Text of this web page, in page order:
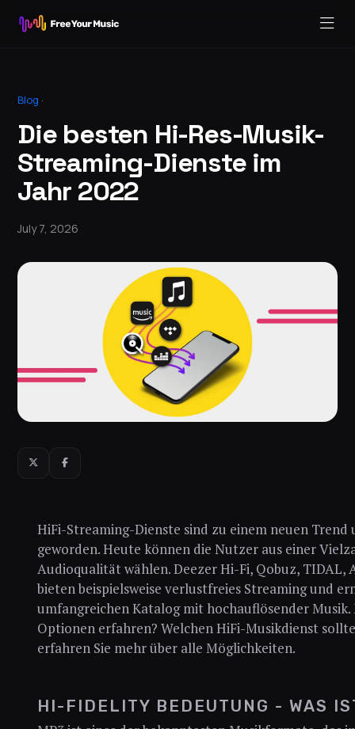
Blog ·
Die besten Hi-Res-Musik-
Streaming-Dienste im
Jahr 2022
July 7, 2026
HiFi-Streaming-Dienste sind zu einem neuen
geworden. Heute können die Nutzer aus einer
Audioqualität wählen. Deezer Hi-Fi, Qobuz, TIDAL,
bieten beispielsweise verlustfreies Streaming und
umfangreichen Katalog mit hochauflösender
Optionen erfahren? Welchen HiFi-Musikdienst
erfahren Sie mehr über alle Möglichkeiten.
HI-FIDELITY BEDEUTUNG - WAS